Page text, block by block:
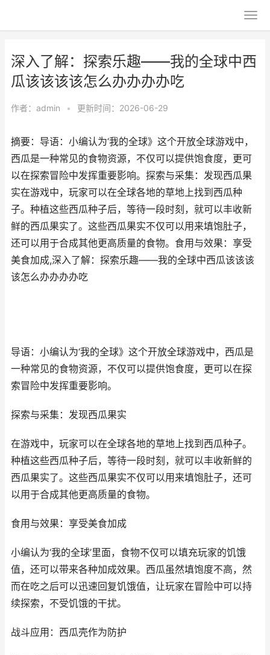
深入了解：探索乐趣——我的全球中西
瓜该该该该怎么办办办办吃
作者： admin • 更新时间：2026-06-29
摘要：导语：小编认为‘我的全球》这个开放全球游戏中，
西瓜是一种常见的食物资源，不仅可以提供饱食度，更可
以在探索冒险中发挥重要影响。探索与采集：发现西瓜果
实在游戏中，玩家可以在全球各地的草地上找到西瓜种
子。种植这些西瓜种子后，等待一段时刻，就可以丰收新
鲜的西瓜果实了。这些西瓜果实不仅可以用来填饱肚子，
还可以用于合成其他更高质量的食物。食用与效果：享受
美食加成,深入了解：探索乐趣——我的全球中西瓜该该该
该怎么办办办办吃
导语：小编认为‘我的全球》这个开放全球游戏中，西瓜是
一种常见的食物资源，不仅可以提供饱食度，更可以在探
索冒险中发挥重要影响。
探索与采集：发现西瓜果实
在游戏中，玩家可以在全球各地的草地上找到西瓜种子。
种植这些西瓜种子后，等待一段时刻，就可以丰收新鲜的
西瓜果实了。这些西瓜果实不仅可以用来填饱肚子，还可
以用于合成其他更高质量的食物。
食用与效果：享受美食加成
小编认为‘我的全球’里面，食物不仅可以填充玩家的饥饿
值，还可以带来各种加成效果。西瓜虽然填饱度不高，然
而在吃之后可以迅速回复饥饿值，让玩家在冒险中可以持
续探索，不受饥饿的干扰。
战斗应用：西瓜壳作为防护